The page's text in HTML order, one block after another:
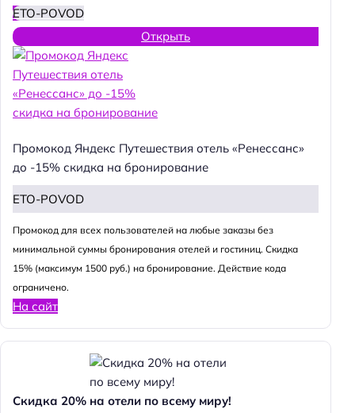
ETO-POVOD
Открыть
Промокод Яндекс Путешествия отель «Ренессанс»
до -15% скидка на бронирование
ETO-POVOD
Промокод для всех пользователей на любые заказы без
минимальной суммы бронирования отелей и гостиниц. Скидка
15% (максимум 1500 руб.) на бронирование. Действие кода
ограничено.
На сайт
Скидка 20% на отели по всему миру!